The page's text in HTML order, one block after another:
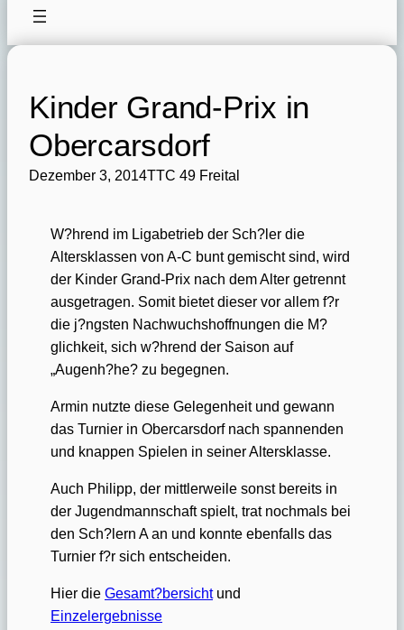
Kinder Grand-Prix in
Obercarsdorf
Dezember 3, 2014TTC 49 Freital
W?hrend im Ligabetrieb der Sch?ler die
Altersklassen von A-C bunt gemischt sind, wird
der Kinder Grand-Prix nach dem Alter getrennt
ausgetragen. Somit bietet dieser vor allem f?r
die j?ngsten Nachwuchshoffnungen die M?
glichkeit, sich w?hrend der Saison auf
„Augenh?he? zu begegnen.
Armin nutzte diese Gelegenheit und gewann
das Turnier in Obercarsdorf nach spannenden
und knappen Spielen in seiner Altersklasse.
Auch Philipp, der mittlerweile sonst bereits in
der Jugendmannschaft spielt, trat nochmals bei
den Sch?lern A an und konnte ebenfalls das
Turnier f?r sich entscheiden.
Hier die Gesamt?bersichtund
Einzelergebnisse